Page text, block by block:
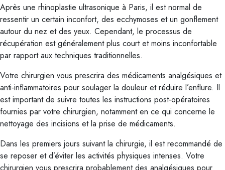
Après une rhinoplastie ultrasonique à Paris, il est normal de
ressentir un certain inconfort, des ecchymoses et un gonflement
autour du nez et des yeux. Cependant, le processus de
récupération est généralement plus court et moins inconfortable
par rapport aux techniques traditionnelles.
Votre chirurgien vous prescrira des médicaments analgésiques et
anti-inflammatoires pour soulager la douleur et réduire l’enflure. Il
est important de suivre toutes les instructions post-opératoires
fournies par votre chirurgien, notamment en ce qui concerne le
nettoyage des incisions et la prise de médicaments.
Dans les premiers jours suivant la chirurgie, il est recommandé de
se reposer et d’éviter les activités physiques intenses. Votre